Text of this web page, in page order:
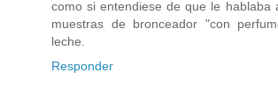
como si entendiese de que le hablaba
muestras de bronceador "con
leche.
Responder